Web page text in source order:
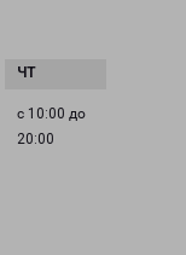
с 10:00 до
20:00